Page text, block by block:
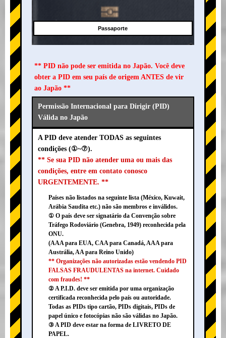
Passaporte
** PID não pode ser emitida no Japão. Você deve
obter a PID em seu país de origem ANTES de vir
ao Japão **
Permissão Internacional para Dirigir (PID)
Válida no Japão
A PID deve atender TODAS as seguintes
condições (①~⑦).
** Se sua PID não atender uma ou mais das
condições, entre em contato conosco
URGENTEMENTE. **
Países não listados na seguinte lista (México, Kuwait,
Arábia Saudita etc.) não são membros e inválidos.
① O país deve ser signatário da Convenção sobre
Tráfego Rodoviário (Genebra, 1949) reconhecida pela
ONU.
(AAA para EUA, CAA para Canadá, AAA para
Austrália, AA para Reino Unido)
** Organizações não autorizadas estão vendendo PID
FALSAS FRAUDULENTAS na internet. Cuidado
com fraudes! **
② A P.I.D. deve ser emitida por uma organização
certificada reconhecida pelo país ou autoridade.
Todas as PIDs tipo cartão, PIDs digitais, PIDs de
papel único e fotocópias não são válidas no Japão.
③ A PID deve estar na forma de LIVRETO DE
PAPEL.